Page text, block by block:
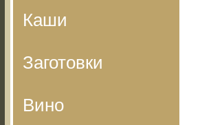
Каши
Заготовки
Вино